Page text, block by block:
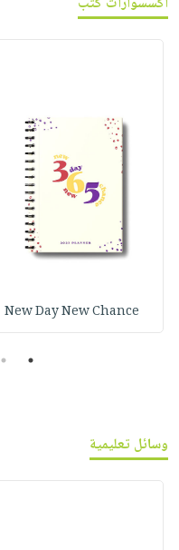
New Day New Chance
1
2
وسائل تعليمية